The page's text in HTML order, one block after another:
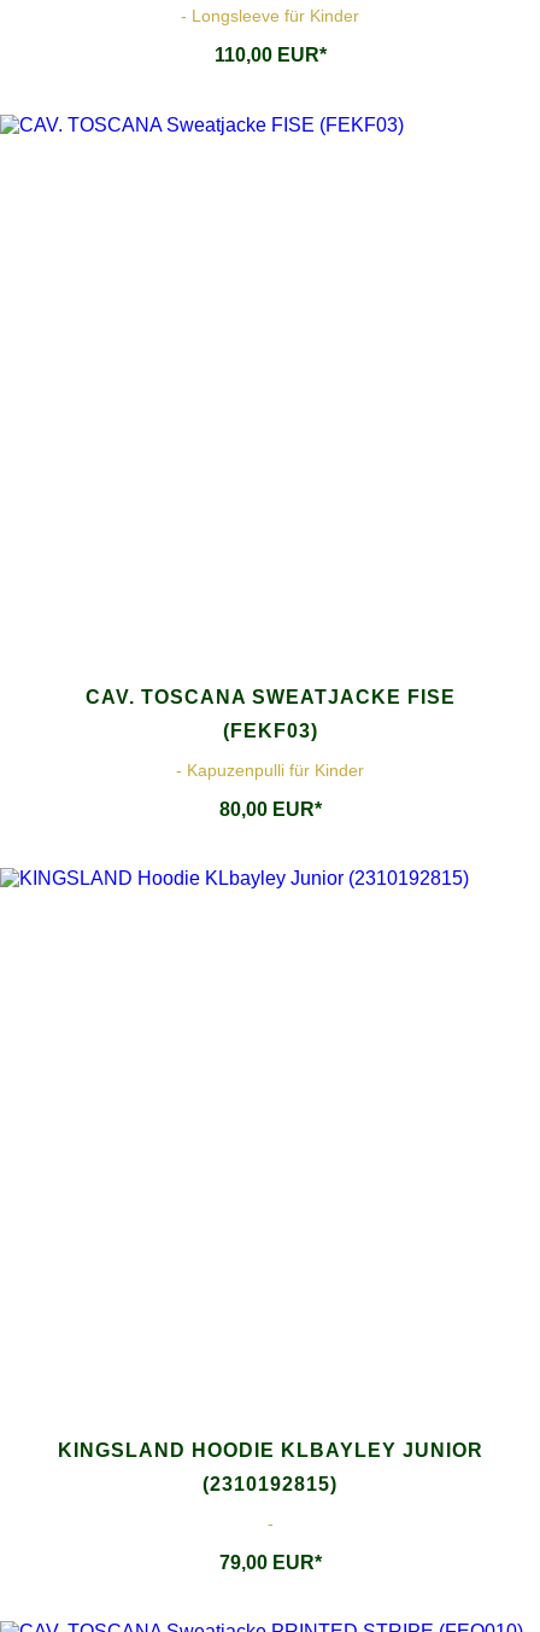
- Longsleeve für Kinder
110,00 EUR*
CAV. TOSCANA SWEATJACKE FISE
(FEKF03)
- Kapuzenpulli für Kinder
80,00 EUR*
KINGSLAND HOODIE KLBAYLEY JUNIOR
(2310192815)
-
79,00 EUR*